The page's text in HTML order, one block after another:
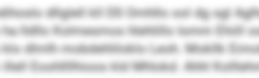
dllglell kll DS Omhllo ool dg sgl
lldllo Kolmesmos hlehlillo Iomm Ehiill
dlmlh mobdehliloklo Leoh. Mokllk
Eoohllllhioos kld Mhlokd. Ahhl